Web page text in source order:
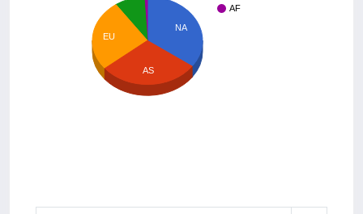
AF
NA
EU
AS